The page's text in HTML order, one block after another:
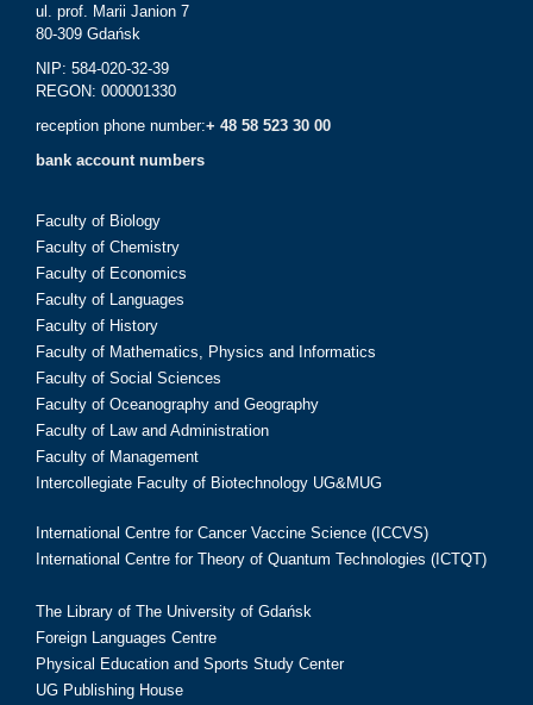
ul. prof. Marii Janion 7
80-309 Gdańsk
NIP: 584-020-32-39
REGON: 000001330
reception phone number:+ 48 58 523 30 00
bank account numbers
Faculty of Biology
Faculty of Chemistry
Faculty of Economics
Faculty of Languages
Faculty of History
Faculty of Mathematics, Physics and Informatics
Faculty of Social Sciences
Faculty of Oceanography and Geography
Faculty of Law and Administration
Faculty of Management
Intercollegiate Faculty of Biotechnology UG&MUG
International Centre for Cancer Vaccine Science (ICCVS)
International Centre for Theory of Quantum Technologies (ICTQT)
The Library of The University of Gdańsk
Foreign Languages Centre
Physical Education and Sports Study Center
UG Publishing House